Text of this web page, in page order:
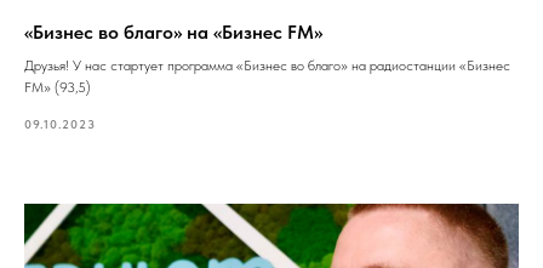
«Бизнес во благо» на «Бизнес FM»
Друзья! У нас стартует программа «Бизнес во благо» на радиостанции «Бизнес
FM» (93,5)
09.10.2023